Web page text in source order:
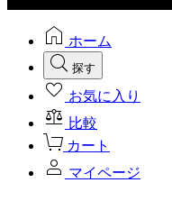
ホーム
探す
お気に入り
比較
カート
マイページ